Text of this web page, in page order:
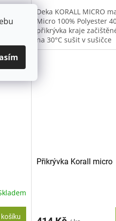
Deka KORALL MICRO
Micro 100% Polyester
přikrývka kraje
na 30°C sušit v sušičce
nedoporučujeme žehlit
košíku
Přikrývka Korall micro